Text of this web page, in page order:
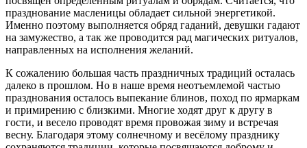
празднование масленицы обладает сильной энергетикой.
Именно поэтому выполняется обряд гаданий, девушки гадают
на замужество, а так же проводится рад магических ритуалов,
направленных на исполнения желаний.
К сожалению большая часть праздничных традиций осталась
далеко в прошлом. Но в наше время неотъемлемой частью
празднования осталось выпекание блинов, поход по ярмаркам
и примирению с близкими. Многие ходят друг к другу в
гости, и весело проводят время провожая зиму и встречая
весну. Благодаря этому солнечному и весёлому празднику